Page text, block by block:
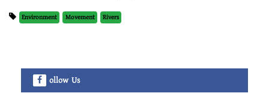
Environment Movement Rivers
ollow Us